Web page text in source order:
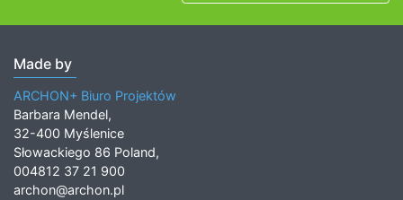
Made by
ARCHON+ Biuro Projektów
Barbara Mendel,
32-400 Myślenice
Słowackiego 86 Poland,
004812 37 21 900
archon@archon.pl